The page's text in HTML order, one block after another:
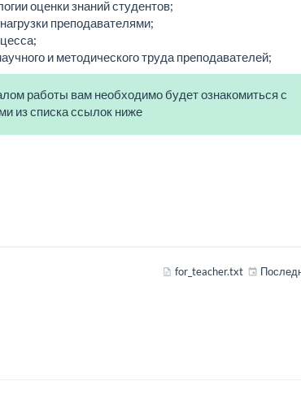
оценки знаний студентов;
преподавателями;
и методического труда преподавателей;
работы вам необходимо будет ознакомиться с
из списка ссылок ниже
for_teacher.txt